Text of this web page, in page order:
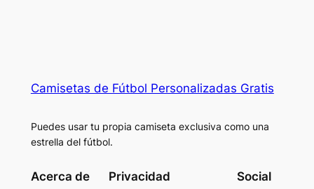
Camisetas de Fútbol Personalizadas Gratis
Puedes usar tu propia camiseta exclusiva como una
estrella del fútbol.
Acerca de Privacidad Social